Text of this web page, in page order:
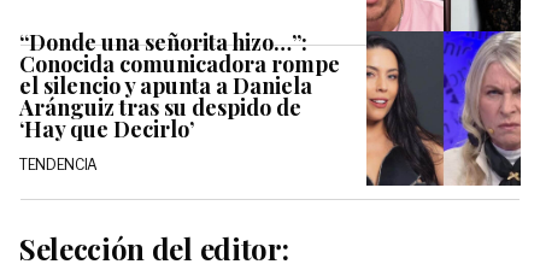
“Donde una señorita hizo…”:
Conocida comunicadora rompe
el silencio y apunta a Daniela
Aránguiz tras su despido de
‘Hay que Decirlo’
TENDENCIA
Selección del editor: